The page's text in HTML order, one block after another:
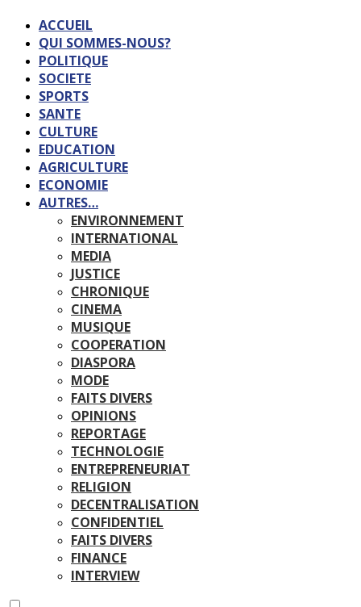
ACCUEIL
QUI SOMMES-NOUS?
POLITIQUE
SOCIETE
SPORTS
SANTE
CULTURE
EDUCATION
AGRICULTURE
ECONOMIE
AUTRES…
ENVIRONNEMENT
INTERNATIONAL
MEDIA
JUSTICE
CHRONIQUE
CINEMA
MUSIQUE
COOPERATION
DIASPORA
MODE
FAITS DIVERS
OPINIONS
REPORTAGE
TECHNOLOGIE
ENTREPRENEURIAT
RELIGION
DECENTRALISATION
CONFIDENTIEL
FAITS DIVERS
FINANCE
INTERVIEW